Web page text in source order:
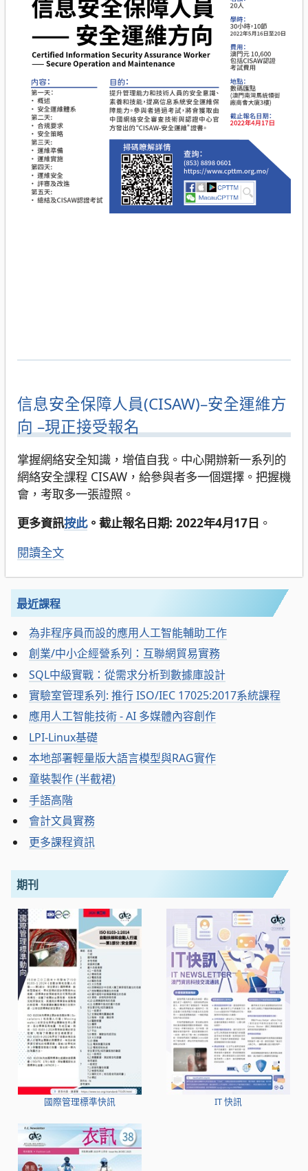
信息安全保障人員(CISAW)–安全運維方
向 –現正接受報名
掌握網絡安全知識，增值自我。中心開辦新一系列的
網絡安全課程 CISAW，給參與者多一個選擇。把握機
會，考取多一張證照。
更多資訊按此。截止報名日期: 2022年4月17日 。
閱讀全文
最近課程
為非程序員而設的應用人工智能輔助工作
創業/中小企經營系列：互聯網貿易實務
SQL中級實戰：從需求分析到數據庫設計
實驗室管理系列: 推行 ISO/IEC 17025:2017系統課程
應用人工智能技術 - AI 多媒體內容創作
LPI-Linux基礎
本地部署輕量版大語言模型與RAG實作
童裝製作 (半截裙)
手語高階
會計文員實務
更多課程資訊
期刊
國際管理標準快訊 IT 快訊